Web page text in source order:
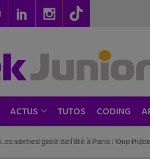
ACTUS TUTOS CODING
Les sorties geek de l’été à Paris : One